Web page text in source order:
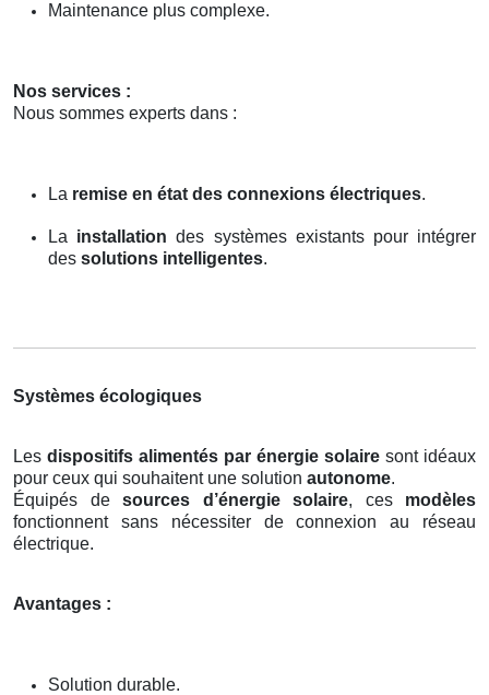
Maintenance plus complexe.
Nos services :
Nous sommes experts dans :
La remise en état des connexions électriques.
La installation des systèmes existants pour intégrer
des solutions intelligentes.
Systèmes écologiques
Les dispositifs alimentés par énergie solaire sont idéaux
pour ceux qui souhaitent une solution autonome.
Équipés de sources d’énergie solaire, ces modèles
fonctionnent sans nécessiter de connexion au réseau
électrique.
Avantages :
Solution durable.